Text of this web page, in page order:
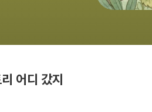
어디 갔지